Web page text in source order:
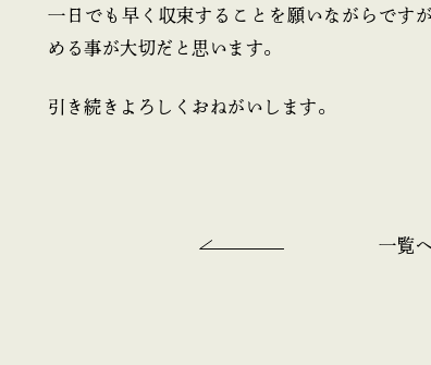
一日でも早く収束することを願いながらです
める事が大切だと思います。
引き続きよろしくおねがいします。
一覧